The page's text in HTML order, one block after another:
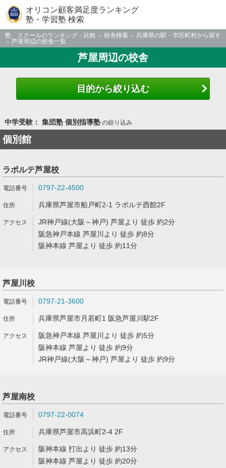
オリコン顧客満足度ランキング
塾・学習塾 検索
塾、スクールのランキング・比較 校舎検索
兵庫県の駅・市区町村から探す
芦屋周辺の校舎一覧
芦屋周辺の校舎
目的から絞り込む
中学受験： 集団塾 個別指導塾の絞り込み
個別館
ラポルテ芦屋校
0797-22-4500
兵庫県芦屋市船戸町2-1 ラポルテ西館2F
JR神戸線(大阪～神戸) 芦屋より 徒歩 約2分
阪急神戸本線 芦屋川より 徒歩 約8分
阪神本線 芦屋より 徒歩 約11分
芦屋川校
0797-21-3600
兵庫県芦屋市月若町1 阪急芦屋川駅2F
阪急神戸本線 芦屋川より 徒歩 約5分
阪神本線 芦屋より 徒歩 約9分
JR神戸線(大阪～神戸) 芦屋より 徒歩 約9分
芦屋南校
0797-22-0074
兵庫県芦屋市高浜町2-4 2F
阪神本線 打出より 徒歩 約13分
阪神本線 芦屋より 徒歩 約20分